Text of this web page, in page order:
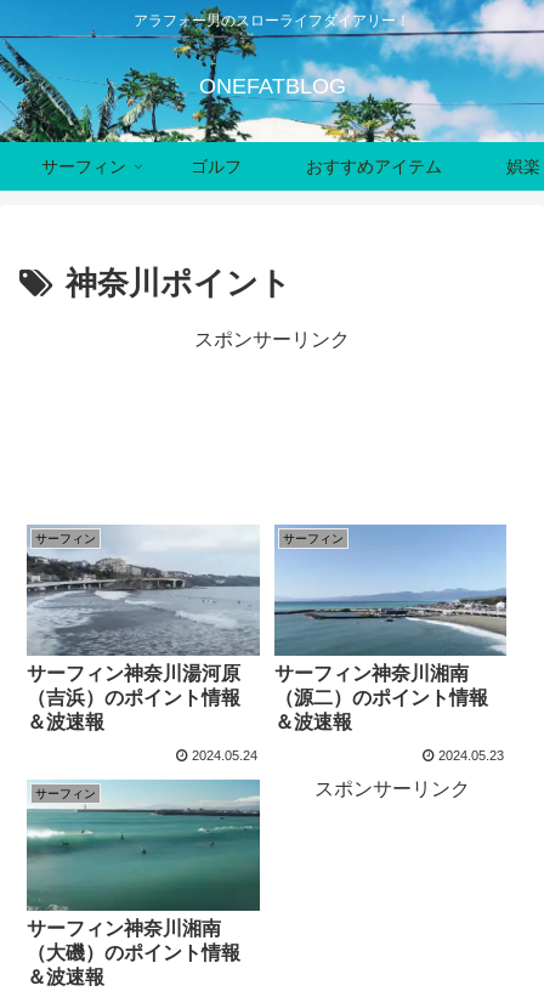
アラフォー男のスローライフダイアリー！
ONEFATBLOG
サーフィン ゴルフ おすすめアイテム 娯
神奈川ポイント
スポンサーリンク
サーフィン
サーフィン神奈川湯河原
（吉浜）のポイント情報
＆波速報
2024.05.24
サーフィン
サーフィン神奈川湘南
（源二）のポイント情報
＆波速報
2024.05.23
サーフィン
サーフィン神奈川湘南
（大磯）のポイント情報
＆波速報
スポンサーリンク